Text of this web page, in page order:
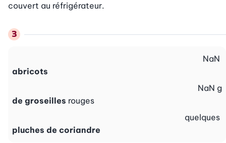
couvert au réfrigérateur.
abricots
NaN
de groseilles rouges
NaN g
pluches de coriandre
quelques